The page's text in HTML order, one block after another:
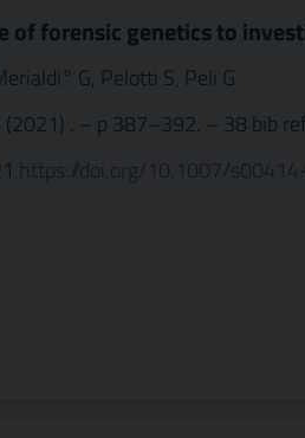
of forensic genetics to
G, Pelotti S, Peli G
(2021) . – p 387–392. – 38 bib
https://doi.org/10.1007/